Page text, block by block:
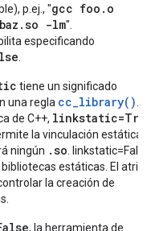
p.ej., "gcc foo.o
-lm".
especificando
tiene un significado
una regla cc_library()
de C++,
la vinculación estática,
ningún .so .
estáticas. El
la creación de
, la herramienta de